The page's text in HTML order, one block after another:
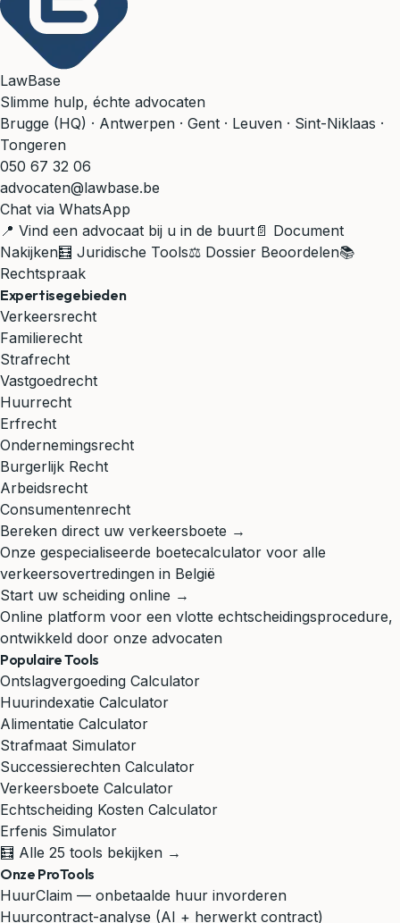
LawBase
Slimme hulp, échte advocaten
Brugge (HQ) · Antwerpen · Gent · Leuven · Sint-Niklaas ·
Tongeren
050 67 32 06
advocaten@lawbase.be
Chat via WhatsApp
📍 Vind een advocaat bij u in de buurt 📄 Document
Nakijken🧮 Juridische Tools⚖️ Dossier Beoordelen📚
Rechtspraak
Expertisegebieden
Verkeersrecht
Familierecht
Strafrecht
Vastgoedrecht
Huurrecht
Erfrecht
Ondernemingsrecht
Burgerlijk Recht
Arbeidsrecht
Consumentenrecht
Bereken direct uw verkeersboete →
Onze gespecialiseerde boetecalculator voor alle
verkeersovertredingen in België
Start uw scheiding online →
Online platform voor een vlotte echtscheidingsprocedure,
ontwikkeld door onze advocaten
Populaire Tools
Ontslagvergoeding Calculator
Huurindexatie Calculator
Alimentatie Calculator
Strafmaat Simulator
Successierechten Calculator
Verkeersboete Calculator
Echtscheiding Kosten Calculator
Erfenis Simulator
🧮 Alle 25 tools bekijken →
Onze ProTools
HuurClaim — onbetaalde huur invorderen
Huurcontract-analyse (AI + herwerkt contract)